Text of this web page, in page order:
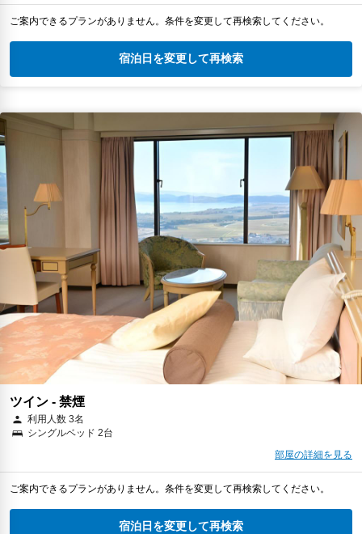
ご案内できるプランがありません。条件を変更して再検索してください。
宿泊日を変更して再検索
ツイン - 禁煙
利用人数 3名
シングルベッド 2台
部屋の詳細を見る
ご案内できるプランがありません。条件を変更して再検索してください。
宿泊日を変更して再検索